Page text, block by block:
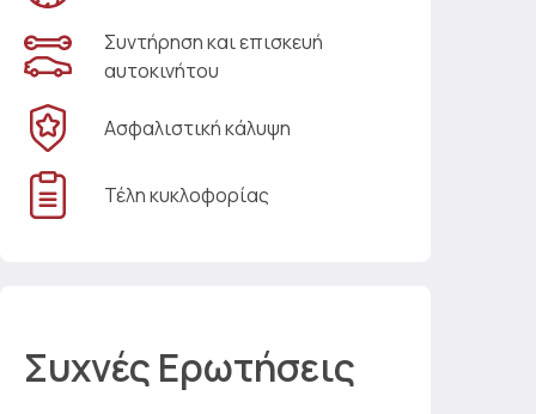
Συντήρηση και επισκευή
αυτοκινήτου
Ασφαλιστική κάλυψη
Τέλη κυκλοφορίας
Συχνές Ερωτήσεις